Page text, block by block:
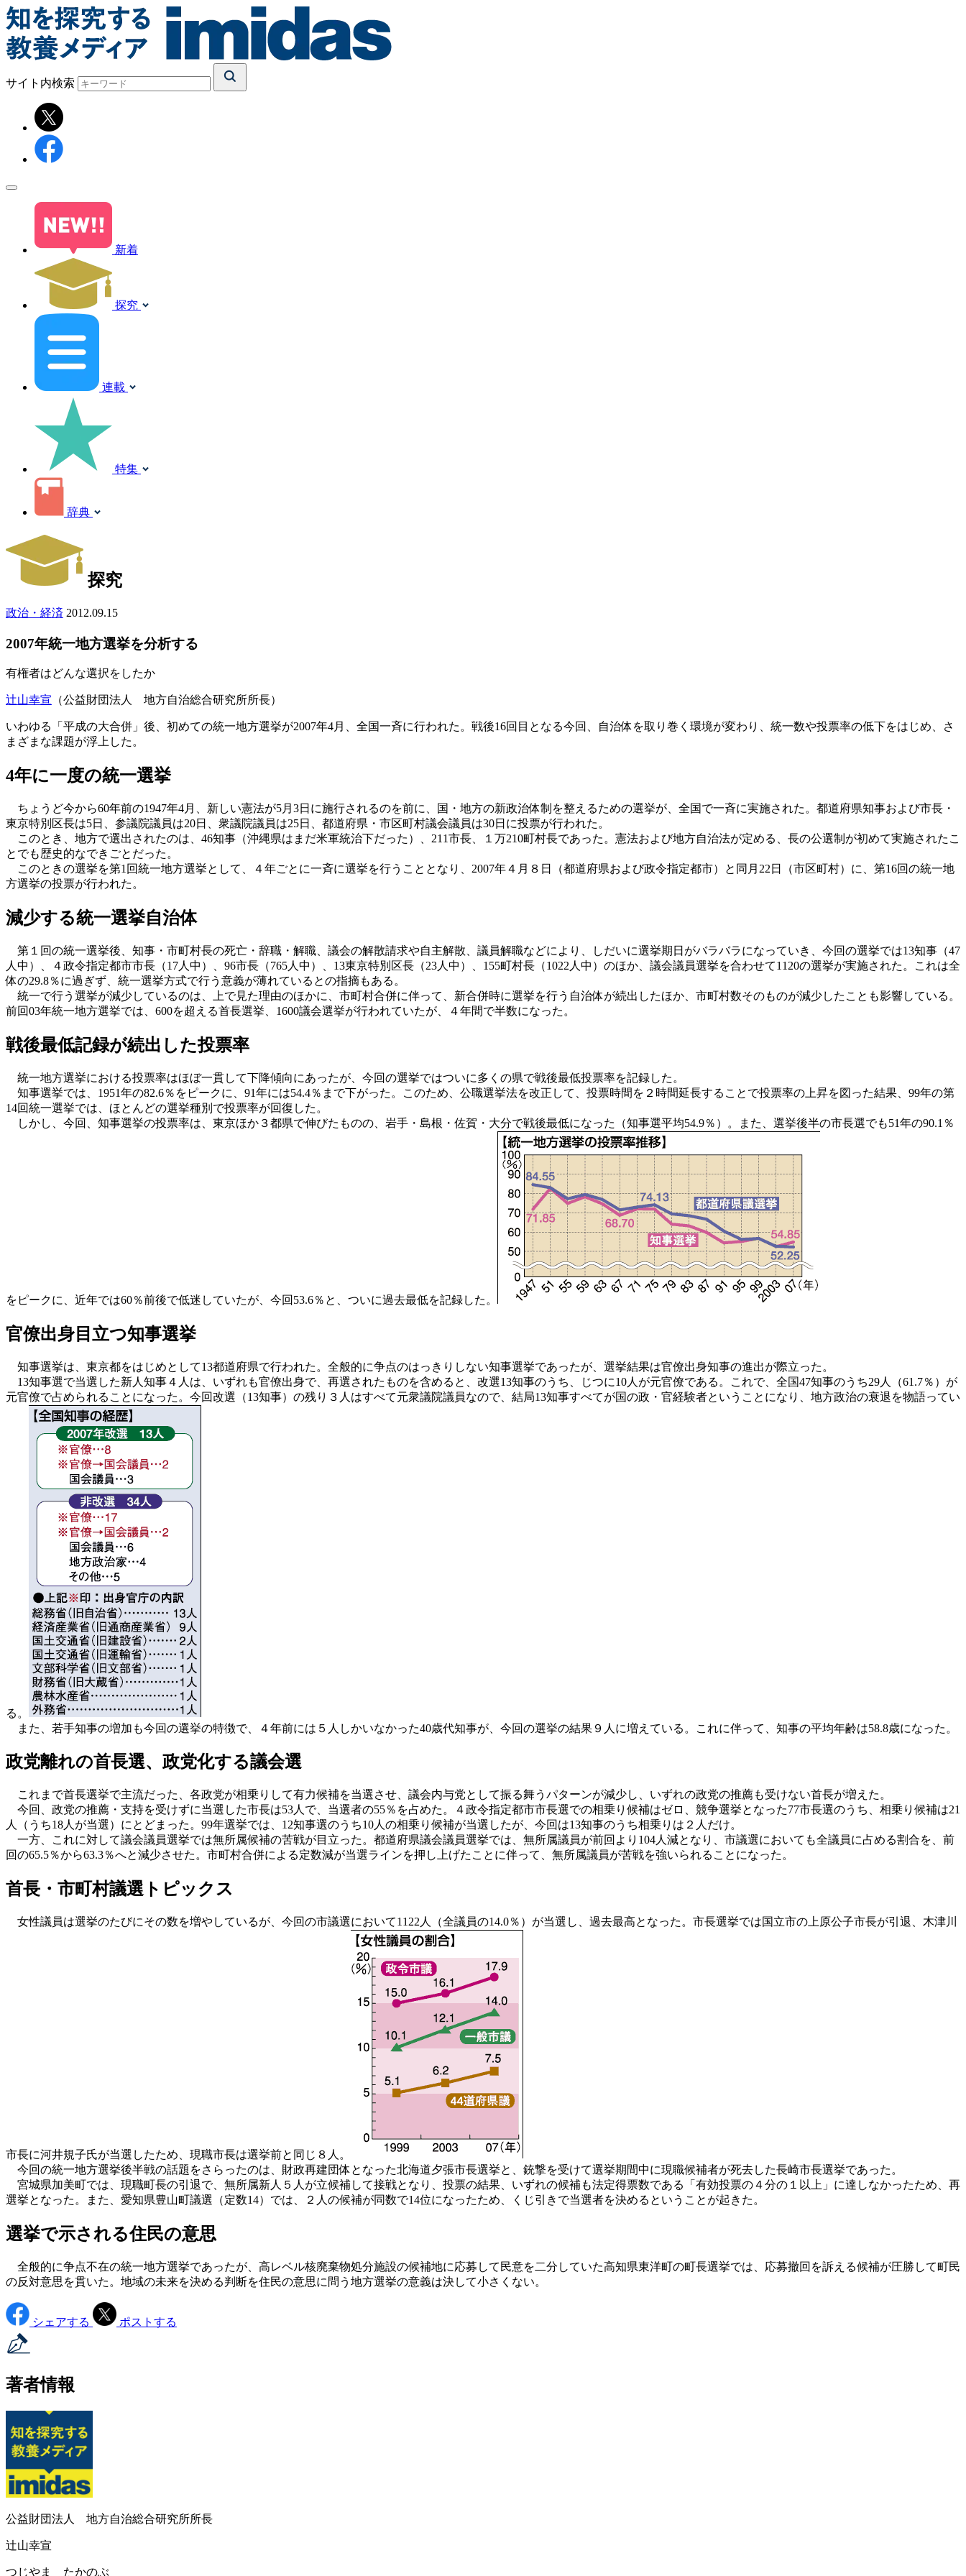
サイト内検索
新着
探究
連載
特集
辞典
探究
政治・経済 2012.09.15
2007年統一地方選挙を分析する
有権者はどんな選択をしたか
辻山幸宣 （公益財団法人 地方自治総合研究所所長）
いわゆる「平成の大合併」後、初めての統一地方選挙が2007年4月、全国一斉に行われた。戦後16回目となる今回、自治体を取り巻く環境が変わり、統一数や投票率の低下をはじめ、さ
まざまな課題が浮上した。
4年に一度の統一選挙
ちょうど今から60年前の1947年4月、新しい憲法が5月3日に施行されるのを前に、国・地方の新政治体制を整えるための選挙が、全国で一斉に実施された。都道府県知事および市長・
東京特別区長は5日、参議院議員は20日、衆議院議員は25日、都道府県・市区町村議会議員は30日に投票が行われた。
このとき、地方で選出されたのは、46知事（沖縄県はまだ米軍統治下だった）、211市長、１万210町村長であった。憲法および地方自治法が定める、長の公選制が初めて実施されたこ
とでも歴史的なできごとだった。
このときの選挙を第1回統一地方選挙として、４年ごとに一斉に選挙を行うこととなり、2007年４月８日（都道府県および政令指定都市）と同月22日（市区町村）に、第16回の統一地
方選挙の投票が行われた。
減少する統一選挙自治体
第１回の統一選挙後、知事・市町村長の死亡・辞職・解職、議会の解散請求や自主解散、議員解職などにより、しだいに選挙期日がバラバラになっていき、今回の選挙では13知事（47
人中）、４政令指定都市市長（17人中）、96市長（765人中）、13東京特別区長（23人中）、155町村長（1022人中）のほか、議会議員選挙を合わせて1120の選挙が実施された。これは全
体の29.8％に過ぎず、統一選挙方式で行う意義が薄れているとの指摘もある。
統一で行う選挙が減少しているのは、上で見た理由のほかに、市町村合併に伴って、新合併時に選挙を行う自治体が続出したほか、市町村数そのものが減少したことも影響している。
前回03年統一地方選挙では、600を超える首長選挙、1600議会選挙が行われていたが、４年間で半数になった。
戦後最低記録が続出した投票率
統一地方選挙における投票率はほぼ一貫して下降傾向にあったが、今回の選挙ではついに多くの県で戦後最低投票率を記録した。
知事選挙では、1951年の82.6％をピークに、91年には54.4％まで下がった。このため、公職選挙法を改正して、投票時間を２時間延長することで投票率の上昇を図った結果、99年の第
14回統一選挙では、ほとんどの選挙種別で投票率が回復した。
しかし、今回、知事選挙の投票率は、東京ほか３都県で伸びたものの、岩手・島根・佐賀・大分で戦後最低になった（知事選平均54.9％）。また、選挙後半の市長選でも51年の90.1％
をピークに、近年では60％前後で低迷していたが、今回53.6％と、ついに過去最低を記録した。
官僚出身目立つ知事選挙
知事選挙は、東京都をはじめとして13都道府県で行われた。全般的に争点のはっきりしない知事選挙であったが、選挙結果は官僚出身知事の進出が際立った。
13知事選で当選した新人知事４人は、いずれも官僚出身で、再選されたものを含めると、改選13知事のうち、じつに10人が元官僚である。これで、全国47知事のうち29人（61.7％）が
元官僚で占められることになった。今回改選（13知事）の残り３人はすべて元衆議院議員なので、結局13知事すべてが国の政・官経験者ということになり、地方政治の衰退を物語ってい
る。
また、若手知事の増加も今回の選挙の特徴で、４年前には５人しかいなかった40歳代知事が、今回の選挙の結果９人に増えている。これに伴って、知事の平均年齢は58.8歳になった。
政党離れの首長選、政党化する議会選
これまで首長選挙で主流だった、各政党が相乗りして有力候補を当選させ、議会内与党として振る舞うパターンが減少し、いずれの政党の推薦も受けない首長が増えた。
今回、政党の推薦・支持を受けずに当選した市長は53人で、当選者の55％を占めた。４政令指定都市市長選での相乗り候補はゼロ、競争選挙となった77市長選のうち、相乗り候補は21
人（うち18人が当選）にとどまった。99年選挙では、12知事選のうち10人の相乗り候補が当選したが、今回は13知事のうち相乗りは２人だけ。
一方、これに対して議会議員選挙では無所属候補の苦戦が目立った。都道府県議会議員選挙では、無所属議員が前回より104人減となり、市議選においても全議員に占める割合を、前
回の65.5％から63.3％へと減少させた。市町村合併による定数減が当選ラインを押し上げたことに伴って、無所属議員が苦戦を強いられることになった。
首長・市町村議選トピックス
女性議員は選挙のたびにその数を増やしているが、今回の市議選において1122人（全議員の14.0％）が当選し、過去最高となった。市長選挙では国立市の上原公子市長が引退、木津川
市長に河井規子氏が当選したため、現職市長は選挙前と同じ８人。
今回の統一地方選挙後半戦の話題をさらったのは、財政再建団体となった北海道夕張市長選挙と、銃撃を受けて選挙期間中に現職候補者が死去した長崎市長選挙であった。
宮城県加美町では、現職町長の引退で、無所属新人５人が立候補して接戦となり、投票の結果、いずれの候補も法定得票数である「有効投票の４分の１以上」に達しなかったため、再
選挙となった。また、愛知県豊山町議選（定数14）では、２人の候補が同数で14位になったため、くじ引きで当選者を決めるということが起きた。
選挙で示される住民の意思
全般的に争点不在の統一地方選挙であったが、高レベル核廃棄物処分施設の候補地に応募して民意を二分していた高知県東洋町の町長選挙では、応募撤回を訴える候補が圧勝して町民
の反対意思を貫いた。地域の未来を決める判断を住民の意思に問う地方選挙の意義は決して小さくない。
シェアする ポストする
著者情報
公益財団法人 地方自治総合研究所所長
辻山幸宣
つじやま たかのぶ